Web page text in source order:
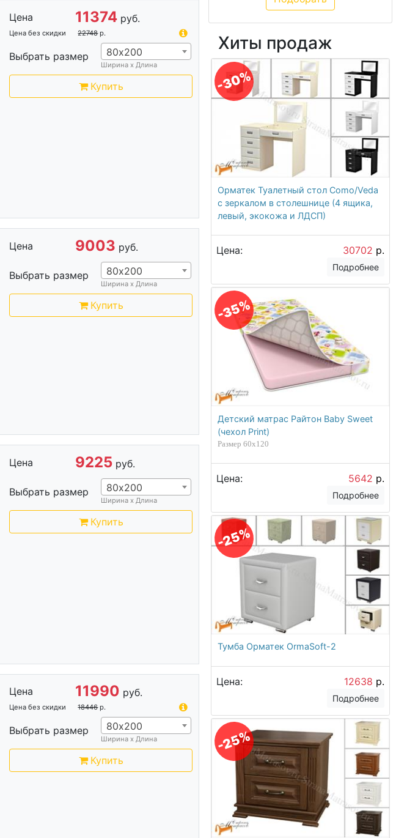
Цена 11374 руб.
Цена без скидки 22748 р.
Выбрать размер 80х200
Ширина х Длина
Купить
Цена 9003 руб.
Выбрать размер 80х200
Ширина х Длина
Купить
Цена 9225 руб.
Выбрать размер 80х200
Ширина х Длина
Купить
Цена 11990 руб.
Цена без скидки 18446 р.
Выбрать размер 80х200
Ширина х Длина
Купить
Хиты продаж
-30%
Орматек Туалетный стол Como/Veda
с зеркалом в столешнице (4 ящика,
левый, экокожа и ЛДСП)
Цена: 30702 р.
Подробнее
-35%
Детский матрас Райтон Baby Sweet
(чехол Print)
Размер 60х120
Цена: 5642 р.
Подробнее
-25%
Тумба Орматек OrmaSoft-2
Цена: 12638 р.
Подробнее
-25%